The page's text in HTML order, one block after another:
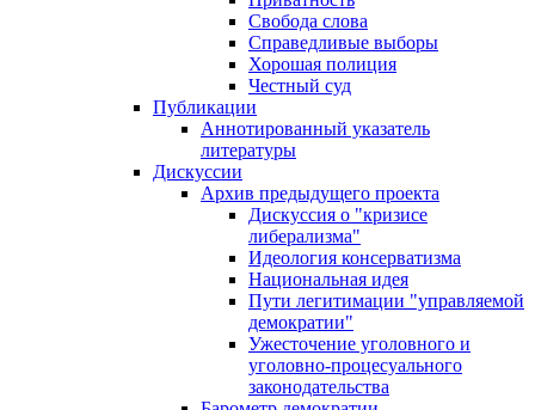
Свобода слова
Справедливые выборы
Хорошая полиция
Честный суд
Публикации
Аннотированный указатель
литературы
Дискуссии
Архив предыдущего проекта
Дискуссия о "кризисе
либерализма"
Идеология консерватизма
Национальная идея
Пути легитимации "управляемой
демократии"
Ужесточение уголовного и
уголовно-процесуального
законодательства